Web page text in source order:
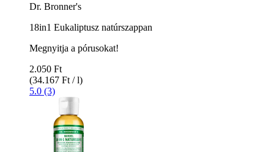
Dr. Bronner's
18in1 Eukaliptusz natúrszappan
Megnyitja a pórusokat!
2.050 Ft
(34.167 Ft / l)
5.0 (3)